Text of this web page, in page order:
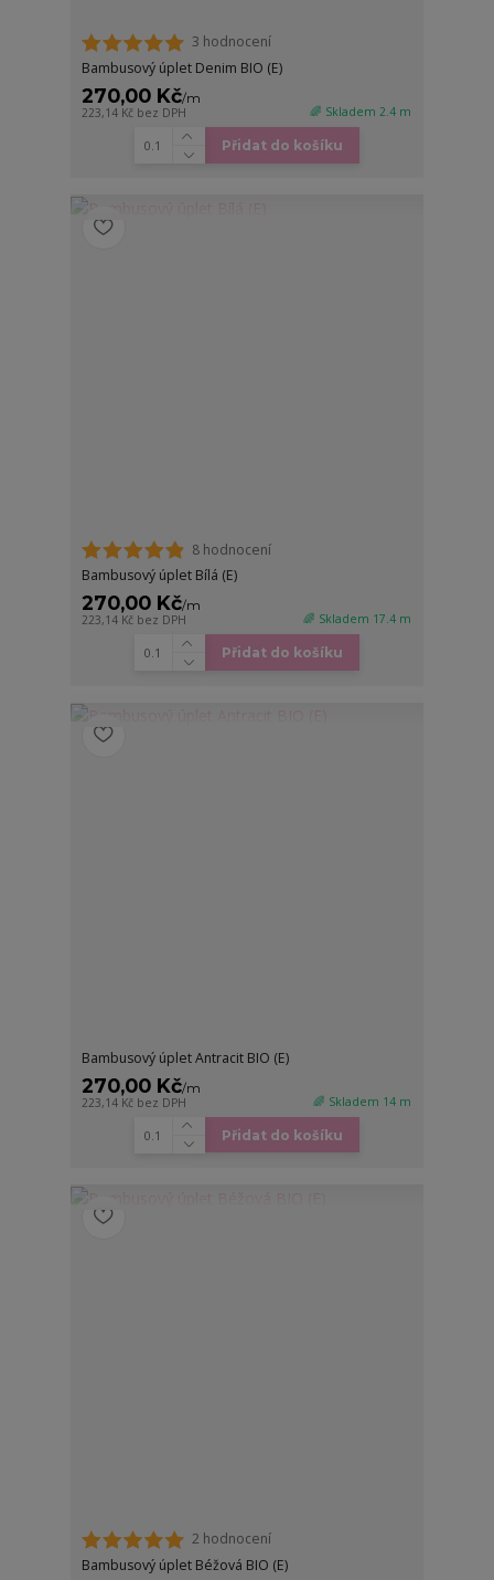
3 hodnocení
Bambusový úplet Denim BIO (E)
270,00 Kč/m
223,14 Kč bez DPH 🌈 Skladem 2.4 m
Přidat do košíku
8 hodnocení
Bambusový úplet Bílá (E)
270,00 Kč/m
223,14 Kč bez DPH 🌈 Skladem 17.4 m
Přidat do košíku
Bambusový úplet Antracit BIO (E)
270,00 Kč/m
223,14 Kč bez DPH 🌈 Skladem 14 m
Přidat do košíku
2 hodnocení
Bambusový úplet Béžová BIO (E)